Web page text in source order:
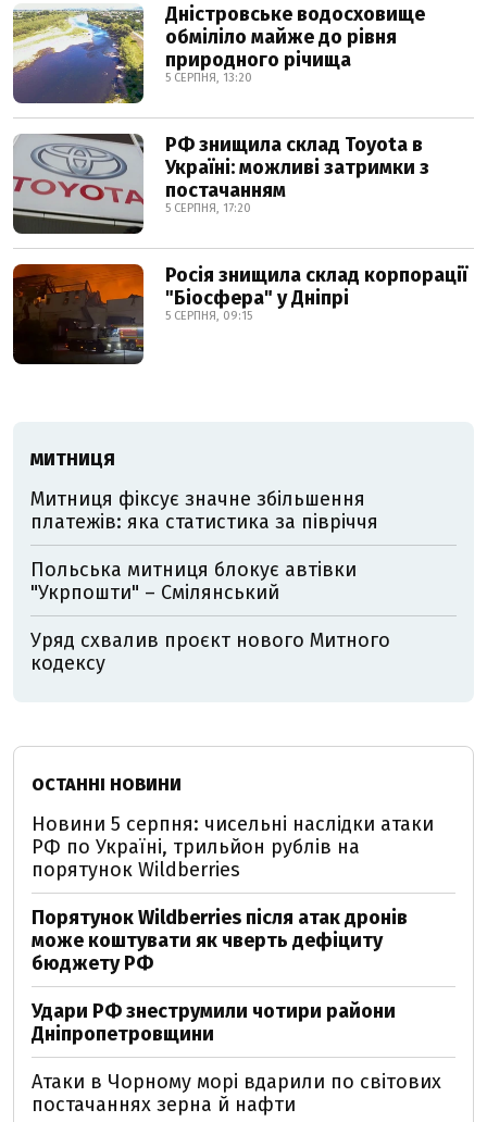
Дністровське водосховище
обміліло майже до рівня
природного річища
5 СЕРПНЯ, 13:20
РФ знищила склад Toyota в
Україні: можливі затримки з
постачанням
5 СЕРПНЯ, 17:20
Росія знищила склад корпорації
"Біосфера" у Дніпрі
5 СЕРПНЯ, 09:15
МИТНИЦЯ
Митниця фіксує значне збільшення
платежів: яка статистика за півріччя
Польська митниця блокує автівки
"Укрпошти" – Смілянський
Уряд схвалив проєкт нового Митного
кодексу
ОСТАННІ НОВИНИ
Новини 5 серпня: чисельні наслідки атаки
РФ по Україні, трильйон рублів на
порятунок Wildberries
Порятунок Wildberries після атак дронів
може коштувати як чверть дефіциту
бюджету РФ
Удари РФ знеструмили чотири райони
Дніпропетровщини
Атаки в Чорному морі вдарили по світових
постачаннях зерна й нафти